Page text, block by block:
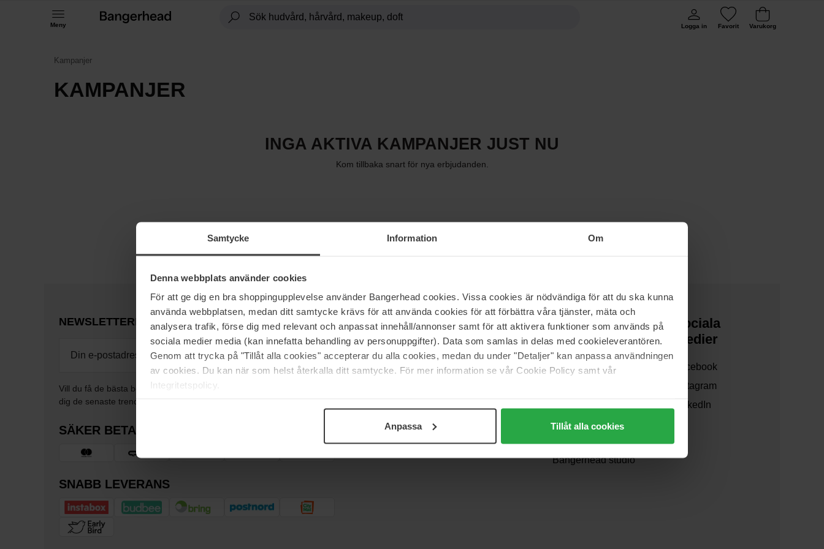
Samtycke Information Om
Denna webbplats använder cookies
För att ge dig en bra shoppingupplevelse använder Bangerhead cookies. Vissa cookies är nödvändiga för att du ska kunna
använda webbplatsen, medan ditt samtycke krävs för att använda cookies för att förbättra våra tjänster, mäta och
analysera trafik, förse dig med relevant och anpassat innehåll/annonser samt för att aktivera funktioner som används på
sociala medier media (kan innefatta behandling av personuppgifter). Data som samlas in delas med cookieleverantören.
Genom att trycka på "Tillåt alla cookies" accepterar du alla cookies, medan du under "Detaljer" kan anpassa användningen
av cookies. Du kan när som helst återkalla ditt samtycke. För mer information se vår Cookie Policy samt vår
Integritetspolicy.
Anpassa Tillåt alla cookies
Meny Logga in Favorit Varukorg
Kampanjer
KAMPANJER
INGA AKTIVA KAMPANJER JUST NU
Kom tillbaka snart för nya erbjudanden.
NEWSLETTERBE THE FIRST TO KNOW
Vill du få de bästa beauty-nyheterna direkt till din inbox? Vi ger
dig de senaste trenderna, tips och exklusiva erbjudanden!
SÄKER BETALNING
SNABB LEVERANS
Support
Kontakta oss
Frågor och svar
Returer & ångrat köp
Integritetspolicy
Om oss
Om oss
Samarbeta med oss
Våra varumärken
Våra fraktalternativ
Boka tid på
Bangerhead studio
Sociala
medier
Facebook
Instagram
LinkedIn